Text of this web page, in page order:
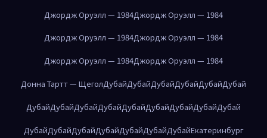
Джордж Оруэлл — 1984Джордж Оруэлл — 1984
Джордж Оруэлл — 1984Джордж Оруэлл — 1984
Джордж Оруэлл — 1984Джордж Оруэлл — 1984
Донна Тартт — ЩеголДубайДубайДубайДубайДубайДубай
ДубайДубайДубайДубайДубайДубайДубайДубайДубай
ДубайДубайДубайДубайДубайДубайДубайЕкатеринбург